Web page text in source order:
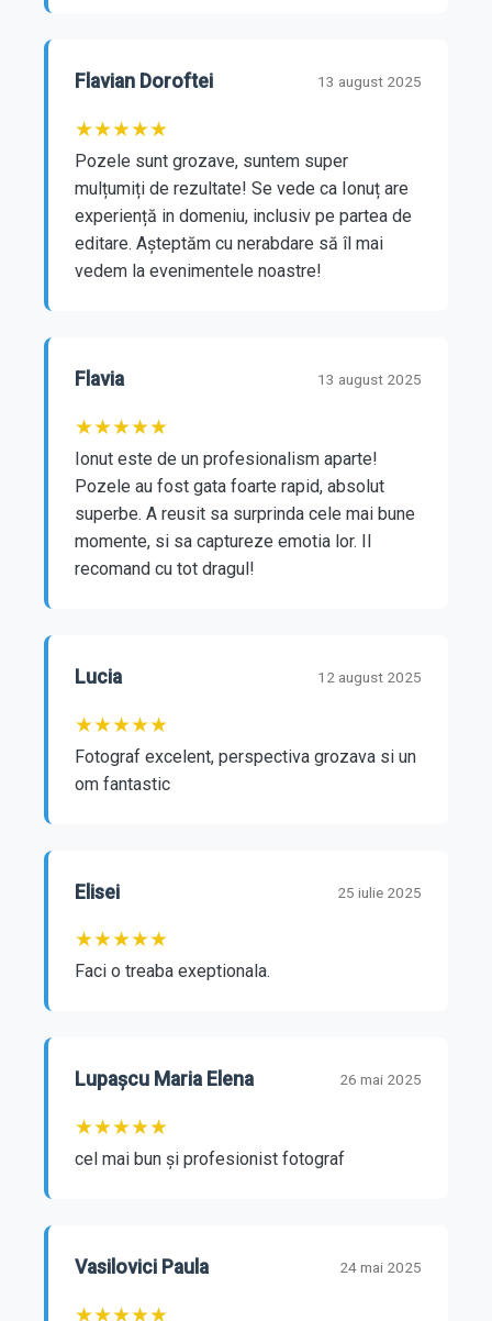
Flavian Doroftei 13 august 2025
★★★★★
Pozele sunt grozave, suntem super
mulțumiți de rezultate! Se vede ca Ionuț are
experiență in domeniu, inclusiv pe partea de
editare. Așteptăm cu nerabdare să îl mai
vedem la evenimentele noastre!
Flavia 13 august 2025
★★★★★
Ionut este de un profesionalism aparte!
Pozele au fost gata foarte rapid, absolut
superbe. A reusit sa surprinda cele mai bune
momente, si sa captureze emotia lor. Il
recomand cu tot dragul!
Lucia 12 august 2025
★★★★★
Fotograf excelent, perspectiva grozava si un
om fantastic
Elisei 25 iulie 2025
★★★★★
Faci o treaba exeptionala.
Lupașcu Maria Elena 26 mai 2025
★★★★★
cel mai bun și profesionist fotograf
Vasilovici Paula 24 mai 2025
★★★★★